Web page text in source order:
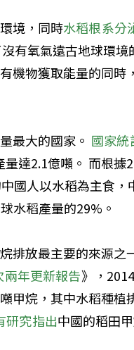
境，同時水稻根系分
有氧氣遠古地球環境
機物獲取能量的同時
最大的國家。 國家統
達2.1億噸。 而根據
國人以水稻為主食，
水稻產量的29%。
排放最主要的來源之
年更新報告》，
甲烷，其中水稻種植
研究指出中國的稻田